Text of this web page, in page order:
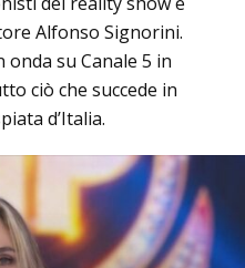
Alfonso Signorini.
su Canale 5 in
ciò che succede in
d’Italia.